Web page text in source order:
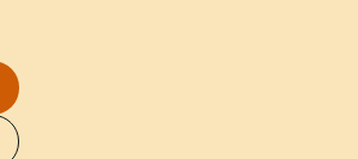
Bostadsbutiker
JM Studio